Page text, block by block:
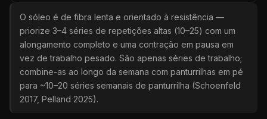
O sóleo é de fibra lenta e orientado à resistência —
priorize 3–4 séries de repetições altas (10–25) com um
alongamento completo e uma contração em pausa em
vez de trabalho pesado. São apenas séries de trabalho;
combine-as ao longo da semana com panturrilhas em pé
para ~10–20 séries semanais de panturrilha (Schoenfeld
2017, Pelland 2025).